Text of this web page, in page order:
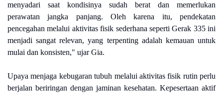
menyadari saat kondisinya sudah berat dan memerlukan
perawatan jangka panjang. Oleh karena itu, pendekatan
pencegahan melalui aktivitas fisik sederhana seperti Gerak 335 ini
menjadi sangat relevan, yang terpenting adalah kemauan untuk
mulai dan konsisten," ujar Gia.
Upaya menjaga kebugaran tubuh melalui aktivitas fisik rutin perlu
berjalan beriringan dengan jaminan kesehatan. Kepesertaan aktif